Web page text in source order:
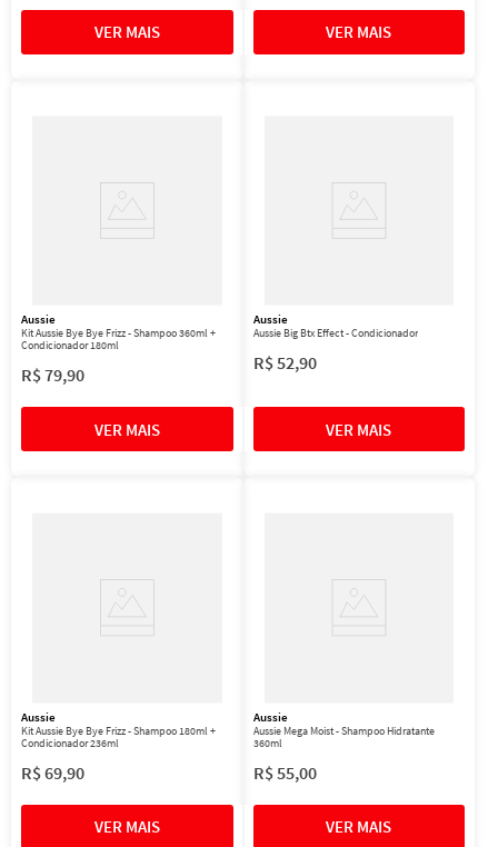
Aussie
Kit Aussie Bye Bye Frizz - Shampoo 360ml +
Condicionador 180ml
R$79,90
Aussie
Aussie Big Btx Effect - Condicionador
R$52,90
Aussie
Kit Aussie Bye Bye Frizz - Shampoo 180ml +
Condicionador 236ml
R$69,90
Aussie
Aussie Mega Moist - Shampoo Hidratante
360ml
R$55,00